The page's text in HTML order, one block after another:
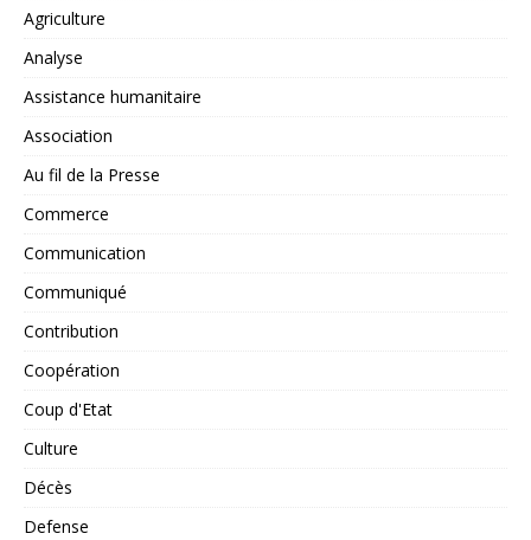
Agriculture
Analyse
Assistance humanitaire
Association
Au fil de la Presse
Commerce
Communication
Communiqué
Contribution
Coopération
Coup d'Etat
Culture
Décès
Defense